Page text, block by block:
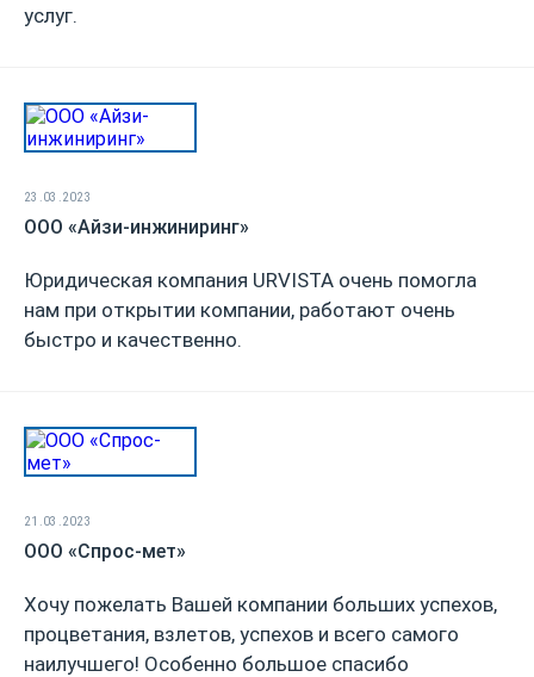
услуг.
23.03.2023
ООО «Айзи-инжиниринг»
Юридическая компания URVISTA очень помогла
нам при открытии компании, работают очень
быстро и качественно.
21.03.2023
ООО «Спрос-мет»
Хочу пожелать Вашей компании больших успехов,
процветания, взлетов, успехов и всего самого
наилучшего! Особенно большое спасибо